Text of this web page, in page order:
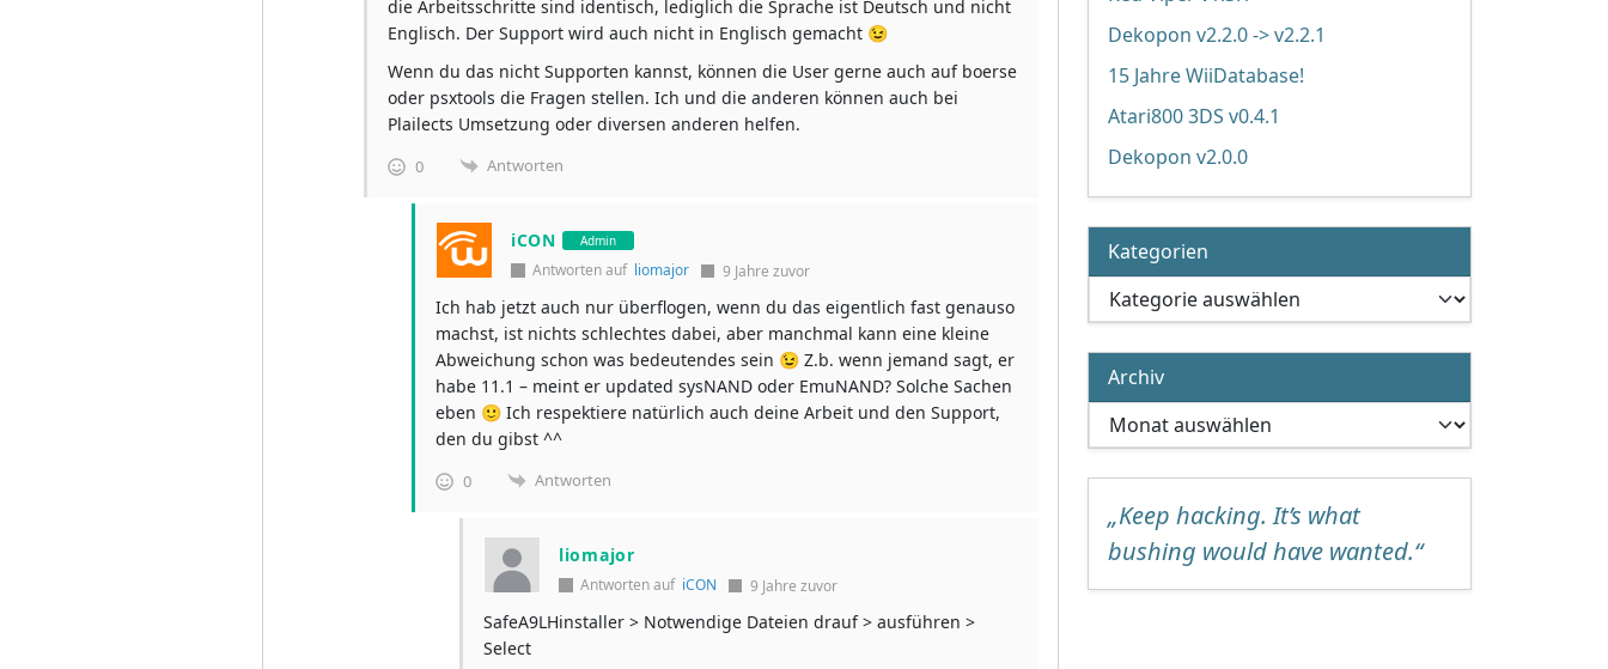
die Arbeitsschritte sind identisch, lediglich die Sprache ist Deutsch und nicht
Englisch. Der Support wird auch nicht in Englisch gemacht 😉
Wenn du das nicht Supporten kannst, können die User gerne auch auf boerse
oder psxtools die Fragen stellen. Ich und die anderen können auch bei
Plailects Umsetzung oder diversen anderen helfen.
0 Antworten
iCON Admin
Antworten auf liomajor 9 Jahre zuvor
Ich hab jetzt auch nur überflogen, wenn du das eigentlich fast genauso
machst, ist nichts schlechtes dabei, aber manchmal kann eine kleine
Abweichung schon was bedeutendes sein 😉 Z.b. wenn jemand sagt, er
habe 11.1 – meint er updated sysNAND oder EmuNAND? Solche Sachen
eben 🙂 Ich respektiere natürlich auch deine Arbeit und den Support,
den du gibst ^^
0 Antworten
liomajor
Antworten auf iCON 9 Jahre zuvor
SafeA9LHinstaller > Notwendige Dateien drauf > ausführen >
Select
Dekopon v2.2.0 -> v2.2.1
15 Jahre WiiDatabase!
Atari800 3DS v0.4.1
Dekopon v2.0.0
Kategorien
Kategorien
Archiv
Archiv
„Keep hacking. It’s what
bushing would have wanted.“